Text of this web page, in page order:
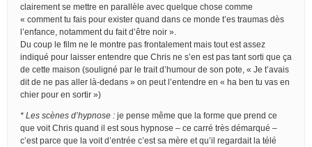
clairement se mettre en parallèle avec quelque chose comme
« comment tu fais pour exister quand dans ce monde t’es traumas dès
l’enfance, notamment du fait d’être noir ».
Du coup le film ne le montre pas frontalement mais tout est assez
indiqué pour laisser entendre que Chris ne s’en est pas tant sorti que ça
de cette maison (souligné par le trait d’humour de son pote, « Je t’avais
dit de ne pas aller là-dedans » on peut l’entendre en « ha ben tu vas en
chier pour en sortir »)
* Les scènes d’hypnose : je pense même que la forme que prend ce
que voit Chris quand il est sous hypnose – ce carré très démarqué –
c’est parce que la voit d’entrée c’est sa mère et qu’il regardait la télé